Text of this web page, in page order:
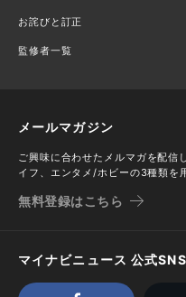
お詫びと訂正
監修者一覧
メールマガジン
ご興味に合わせたメルマガを配信
イフ、エンタメ/ホビーの3種類を
無料登録はこちら
マイナビニュース 公式SNS